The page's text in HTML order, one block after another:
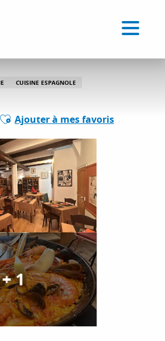
CUISINE ESPAGNOLE
Ajouter aux favoris
Ajouter à mes favoris
+ 1